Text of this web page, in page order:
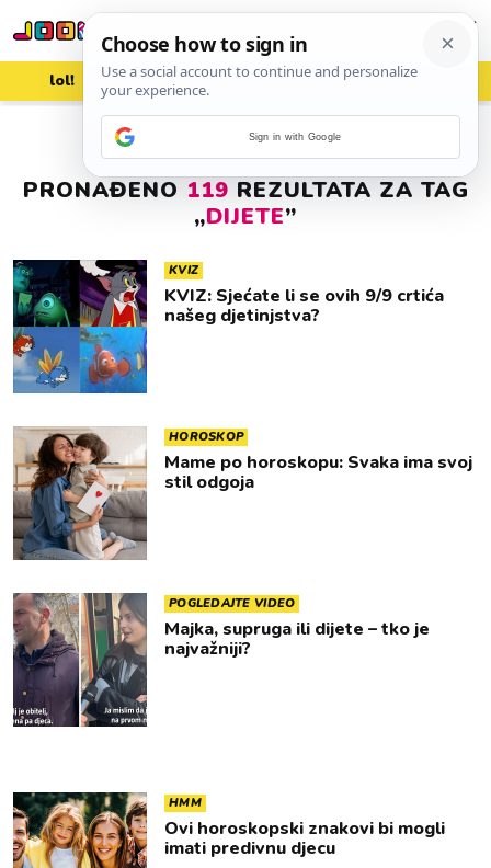
lol! aww vrh! woot?!
PRONAĐENO 119 REZULTATA ZA TAG
„DIJETE”
KVIZ
KVIZ: Sjećate li se ovih 9/9 crtića
našeg djetinjstva?
HOROSKOP
Mame po horoskopu: Svaka ima svoj
stil odgoja
POGLEDAJTE VIDEO
Majka, supruga ili dijete – tko je
najvažniji?
HMM
Ovi horoskopski znakovi bi mogli
imati predivnu djecu
Sign in with Google